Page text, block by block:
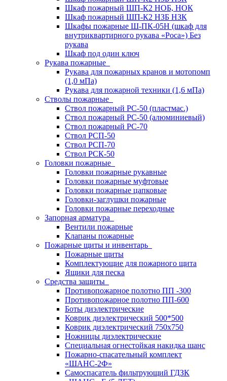
Шкаф пожарный ШП-К2 НОБ, НОК
Шкаф пожарный ШП-К2 НЗБ НЗК
Шкафы пожарные Ш-ПК-05Н (шкаф для
внутриквартирного рукава «Роса») Без
рукава
Шкаф под один ключ
Рукава пожарные
Рукава для пожарных кранов и мотопомп
(1,0 мПа)
Рукава для пожарной техники (1,6 мПа)
Стволы пожарные
Ствол пожарный РС-50 (пластмас.)
Ствол пожарный РС-50 (алюминиевый)
Ствол пожарный РС-70
Ствол РСП-50
Ствол РСП-70
Ствол РСК-50
Головки пожарные
Головки пожарные рукавные
Головки пожарные муфтовые
Головки пожарные цапковые
Головки-заглушки пожарные
Головки пожарные переходные
Запорная арматура
Вентили пожарные
Клапаны пожарные
Пожарные щиты и инвентарь
Пожарные щиты
Комплектующие для пожарного щита
Ящики для песка
Средства защиты
Противопожарное полотно ПП -300
Противопожарное полотно ПП-600
Боты диэлектрические
Коврик диэлектрический 500*500
Коврик диэлектрический 750х750
Ножницы диэлектрические
Специальная огнестойкая накидка шанс
Пожарно-спасательный комплект
«ШАНС-2Ф»
Самоспасатель фильтрующий ГДЗК